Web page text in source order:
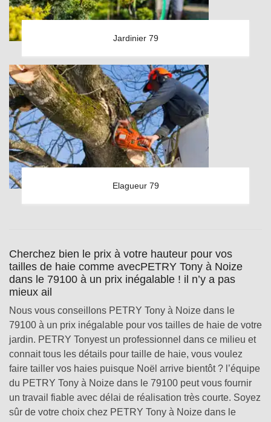
Jardinier 79
Elagueur 79
Cherchez bien le prix à votre hauteur pour vos
tailles de haie comme avecPETRY Tony à Noize
dans le 79100 à un prix inégalable ! il n’y a pas
mieux ail
Nous vous conseillons PETRY Tony à Noize dans le
79100 à un prix inégalable pour vos tailles de haie de votre
jardin. PETRY Tonyest un professionnel dans ce milieu et
connait tous les détails pour taille de haie, vous voulez
faire tailler vos haies puisque Noël arrive bientôt ? l’équipe
du PETRY Tony à Noize dans le 79100 peut vous fournir
un travail fiable avec délai de réalisation très courte. Soyez
sûr de votre choix chez PETRY Tony à Noize dans le